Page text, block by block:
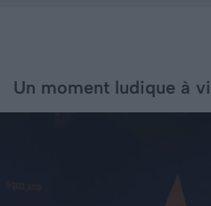
Un moment ludique à